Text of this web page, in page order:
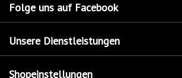
Folge uns auf Facebook
Unsere Dienstleistungen
Shopeinstellungen